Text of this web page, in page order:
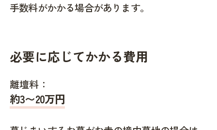
手数料がかかる場合があります。
必要に応じてかかる費用
離壇料：
約3〜20万円